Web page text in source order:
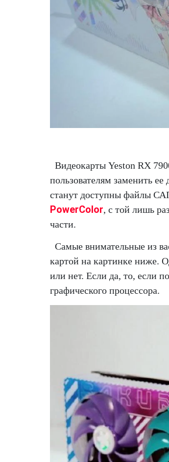
Видеокарты Yeston RX
пользователям заменить
станут доступны файлы
PowerColor, с той лишь
части.
Самые внимательные из
картой на картинке ниже.
или нет. Если да, то, если
графического процессора.